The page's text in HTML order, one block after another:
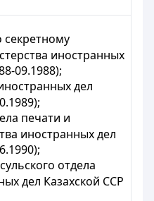
иностранных
09.1988);
дел
печати и
иностранных дел
отдела
дел Казахской ССР